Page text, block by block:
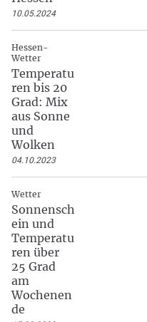
10.05.2024
Hessen-
Wetter
Temperatu
ren bis 20
Grad: Mix
aus Sonne
und
Wolken
04.10.2023
Wetter
Sonnensch
ein und
Temperatu
ren über
25 Grad
am
Wochenen
de